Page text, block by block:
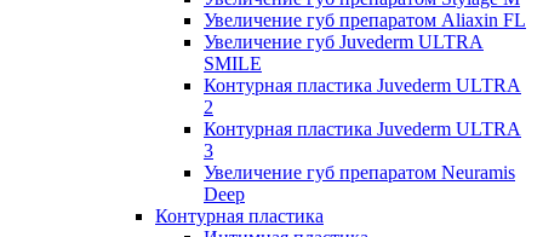
Увеличение губ препаратом Aliaxin FL
Увеличение губ Juvederm ULTRA
SMILE
Контурная пластика Juvederm ULTRA
2
Контурная пластика Juvederm ULTRA
3
Увеличение губ препаратом Neuramis
Deep
Контурная пластика